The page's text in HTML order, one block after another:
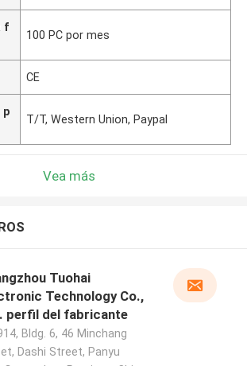
f
100 PC por mes
CE
p
T/T, Western Union, Paypal
Vea más
Tuohai
Technology Co.,
perfil del fabricante
Bldg. 6, 46 Minchang
Dashi Street, Panyu